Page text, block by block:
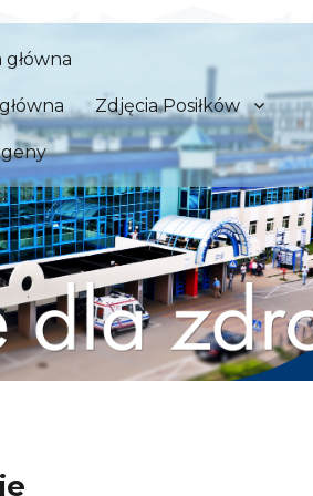
Kliniczny
główna
Zdjęcia Posiłków